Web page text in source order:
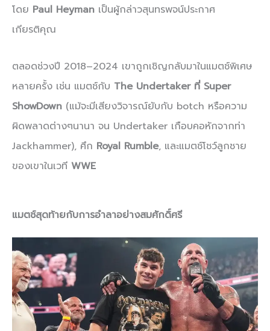
โดย Paul Heyman เป็นผู้กล่าวสุนทรพจน์ประกาศ
เกียรติคุณ
ตลอดช่วงปี 2018–2024 เขาถูกเชิญกลับมาในแมตช์พิเศษ
หลายครั้ง เช่น แมตช์กับ The Undertaker ที่ Super
ShowDown (แม้จะมีเสียงวิจารณ์ยับกับ botch หรือความ
ผิดพลาดต่างๆนานา จน Undertaker เกือบคอหักจากท่า
Jackhammer), ศึก Royal Rumble, และแมตช์โชว์ลูกชาย
ของเขาในเวที WWE
แมตช์สุดท้ายกับการอำลาอย่างสมศักดิ์ศรี